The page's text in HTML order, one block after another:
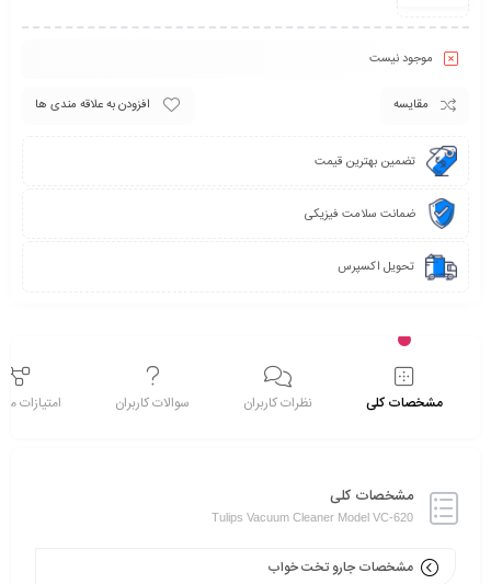
موجود نیست
مقایسه افزودن به علاقه مندی ها
تضمین بهترین قیمت
ضمانت سلامت فیزیکی
تحویل اکسپرس
مشخصات کلی نظرات کاربران سوالات کاربران امتیازات
مشخصات کلی
Tulips Vacuum Cleaner Model VC-620
مشخصات جارو تخت خواب